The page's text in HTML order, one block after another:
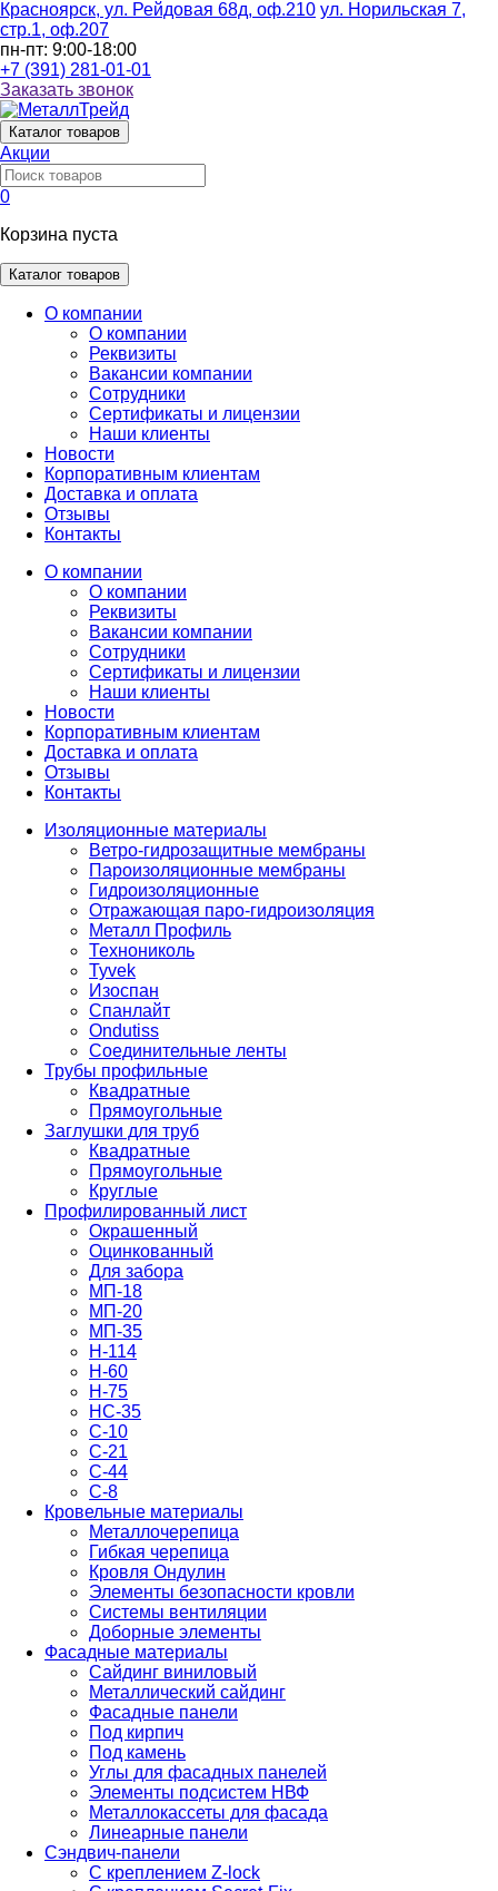
Красноярск, ул. Рейдовая 68д, оф.210 ул. Норильская 7,
стр.1, оф.207
пн-пт: 9:00-18:00
+7 (391) 281-01-01
Заказать звонок
Каталог товаров
Акции
0
Корзина пуста
Каталог товаров
О компании
О компании
Реквизиты
Вакансии компании
Сотрудники
Сертификаты и лицензии
Наши клиенты
Новости
Корпоративным клиентам
Доставка и оплата
Отзывы
Контакты
О компании
О компании
Реквизиты
Вакансии компании
Сотрудники
Сертификаты и лицензии
Наши клиенты
Новости
Корпоративным клиентам
Доставка и оплата
Отзывы
Контакты
Изоляционные материалы
Ветро-гидрозащитные мембраны
Пароизоляционные мембраны
Гидроизоляционные
Отражающая паро-гидроизоляция
Металл Профиль
Технониколь
Tyvek
Изоспан
Спанлайт
Ondutiss
Соединительные ленты
Трубы профильные
Квадратные
Прямоугольные
Заглушки для труб
Квадратные
Прямоугольные
Круглые
Профилированный лист
Окрашенный
Оцинкованный
Для забора
МП-18
МП-20
МП-35
Н-114
Н-60
Н-75
НС-35
С-10
С-21
С-44
С-8
Кровельные материалы
Металлочерепица
Гибкая черепица
Кровля Ондулин
Элементы безопасности кровли
Системы вентиляции
Доборные элементы
Фасадные материалы
Сайдинг виниловый
Металлический сайдинг
Фасадные панели
Под кирпич
Под камень
Углы для фасадных панелей
Элементы подсистем НВФ
Металлокассеты для фасада
Линеарные панели
Сэндвич-панели
С креплением Z-lock